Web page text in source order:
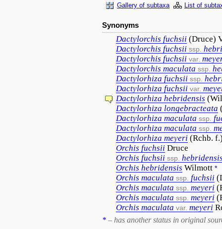
Gallery of subtaxa
List of
Synonyms
Dactylorchis fuchsii (Druce)
Dactylorchis fuchsii ssp.
Dactylorchis fuchsii var.
Dactylorchis maculata ssp.
Dactylorhiza fuchsii ssp.
Dactylorhiza fuchsii var.
Dactylorhiza hebridensis
Dactylorhiza longebracteata
Dactylorhiza maculata ssp.
Dactylorhiza maculata ssp.
Dactylorhiza meyeri (Rchb.
Orchis fuchsii Druce
Orchis fuchsii ssp.
Orchis hebridensis Wilmott *
Orchis maculata ssp. fuchsii
Orchis maculata ssp. meyeri
Orchis maculata ssp. meyeri
Orchis maculata var. meyeri
* – has another status in original